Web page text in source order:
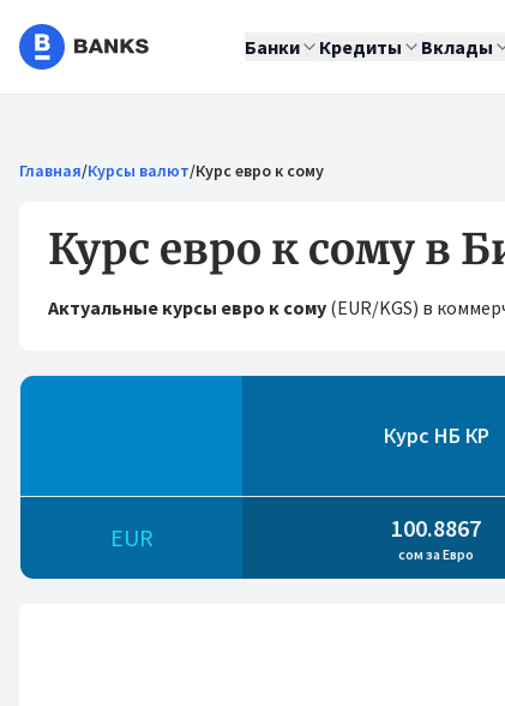
Банки Кредиты Вклады
Главная/Курсы валют/Курс евро к сому
Курс евро к сому в
Актуальные курсы евро к сому (EUR/KGS) в
Курс НБ КР
EUR 100.8867
сом заЕвро